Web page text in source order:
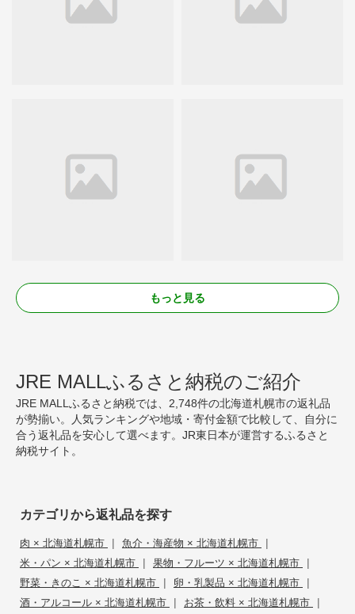
もっと見る
JRE MALLふるさと納税のご紹介
JRE MALLふるさと納税では、2,748件の北海道札幌市の返礼品
が勢揃い。人気ランキングや地域・寄付金額で比較して、自分に
合う返礼品を安心して選べます。JR東日本が運営するふるさと
納税サイト。
カテゴリから返礼品を探す
肉 × 北海道札幌市 | 魚介・海産物 × 北海道札幌市 |
米・パン × 北海道札幌市 | 果物・フルーツ × 北海道札幌市 |
野菜・きのこ × 北海道札幌市 | 卵・乳製品 × 北海道札幌市 |
酒・アルコール × 北海道札幌市 | お茶・飲料 × 北海道札幌市 |